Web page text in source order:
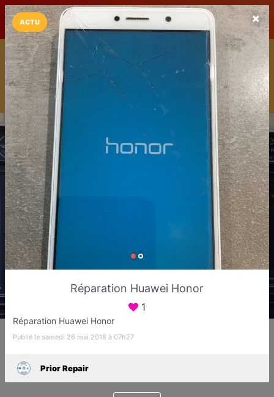
LaCarte LaCarte sur
Play Store
Installez l'App LaCarte
Téléchargez gratuitement l'app LaCarte pour suivre vos
commerces favoris et ne rien rater !
Plus tard
Prior Repair
Saint-Germain-en-Laye
ACTU
Réparation Huawei Honor
1
Réparation Huawei Honor
Publié le samedi 26 mai 2018 à 07h27
Prior Repair